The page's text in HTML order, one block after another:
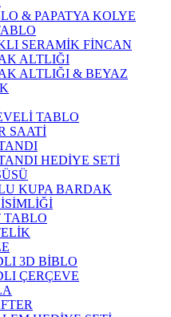
& PAPATYA KOLYE
SERAMİK FİNCAN
ALTLIĞI
ALTLIĞI & BEYAZ
TABLO
SAATİ
HEDİYE SETİ
KUPA BARDAK
TABLO
3D BİBLO
ÇERÇEVE